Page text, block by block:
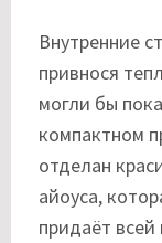
Внутренние
привнося
могли бы
компактном
отделан
айоуса,
придаёт